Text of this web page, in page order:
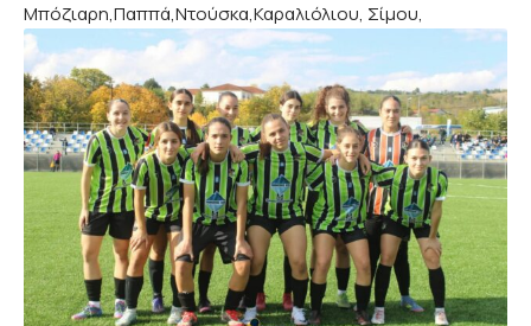
Μπόζιαρη,Παππά,Ντούσκα,Καραλιόλιου, Σίμου,